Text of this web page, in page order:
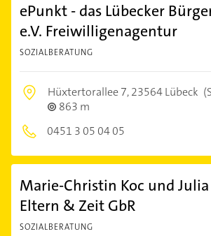
ePunkt - das Lübecker
e.V. Freiwilligenagentur
SOZIALBERATUNG
Hüxtertorallee 7,23564 Lübeck
863 m
0451 3 05 04 05
Marie-Christin Koc und
Eltern & Zeit GbR
SOZIALBERATUNG